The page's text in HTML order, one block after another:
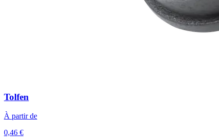
Tolfen
À partir de
0,46 €